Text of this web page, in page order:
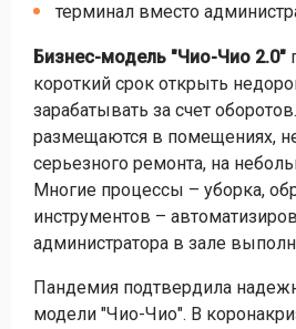
терминал вместо
Бизнес-модель "Чио-Чио 2.0"
короткий срок открыть
зарабатывать за счет
размещаются в помещениях,
серьезного ремонта, на
Многие процессы – уборка,
инструментов –
администратора в зале
Пандемия подтвердила
модели "Чио-Чио". В